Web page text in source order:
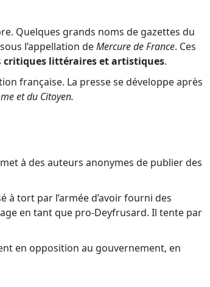
Quelques grands noms de gazettes du
l’appellation deMercure de France. Ces
critiques littéraires et artistiques.
française. La presse se développe après
et du Citoyen.
à des auteurs anonymes de publier des
à tort par l’armée d’avoir fourni des
en tant que pro-Deyfrusard. Il tente par
en opposition au gouvernement, en